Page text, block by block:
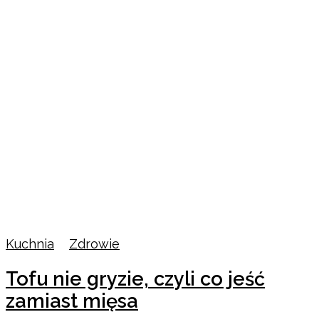
Kuchnia Zdrowie
Tofu nie gryzie, czyli co jeść
zamiast mięsa